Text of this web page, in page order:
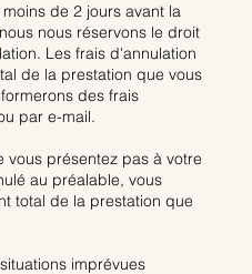
de 2 jours avant la
nous réservons le droit
Les frais d'annulation
de la prestation que vous
des frais
par e-mail.
vous présentez pas à votre
au préalable, vous
total de la prestation que
imprévues